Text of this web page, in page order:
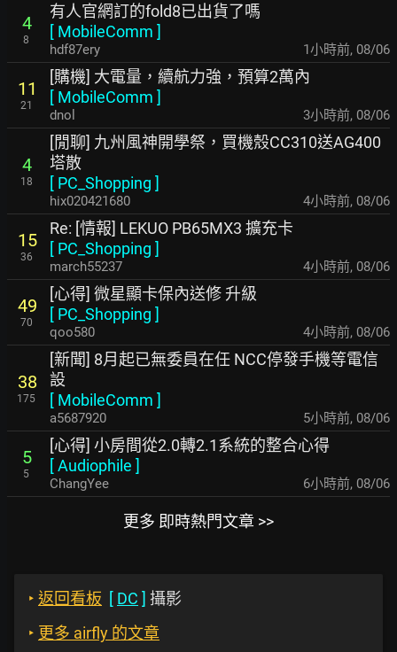
4
8
有人官網訂的fold8已出貨了嗎
[ MobileComm ]
hdf87ery 1小時前, 08/06
11
21
[購機] 大電量，續航力強，預算2萬內
[ MobileComm ]
dnol 3小時前, 08/06
4
18
[閒聊] 九州風神開學祭，買機殼CC310送AG400
塔散
[ PC_Shopping ]
hix020421680 4小時前, 08/06
15
36
Re: [情報] LEKUO PB65MX3 擴充卡
[ PC_Shopping ]
march55237 4小時前, 08/06
49
70
[心得] 微星顯卡保內送修 升級
[ PC_Shopping ]
qoo580 4小時前, 08/06
38
175
[新聞] 8月起已無委員在任 NCC停發手機等電信
設
[ MobileComm ]
a5687920 5小時前, 08/06
5
5
[心得] 小房間從2.0轉2.1系統的整合心得
[Audiophile ]
ChangYee 6小時前, 08/06
更多 即時熱門文章 >>
‣ 返回看板 [ DC ] 攝影
‣ 更多 airfly 的文章